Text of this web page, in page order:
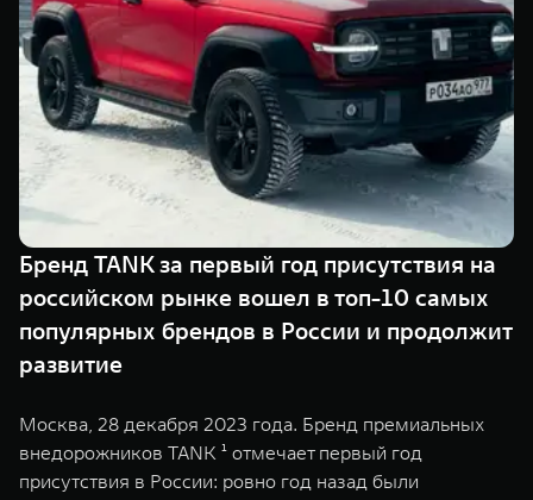
TANK 500
Веди за собой
от 6 499 000 ₽
TANK 700
Сила
от 10 199
ПОКУПКА АВТОМОБИЛЯ
TANK Финансы
Корпоративным клиентам
TANK ФИНАНСЫ
TANK Кредит
TANK Лизинг
TANK Страхование
Сервис
Специальные предложения
Моторные масла
ЦИФРОВЫЕ СЕРВИСЫ TANK
Цифровые сервисы TANK
Подписки
Бренд TANK за первый год присутствия на
российском рынке вошел в топ-10 самых
популярных брендов в России и продолжит
развитие
Москва, 28 декабря 2023 года. Бренд премиальных
внедорожников TANK ¹ отмечает первый год
присутствия в России: ровно год назад были